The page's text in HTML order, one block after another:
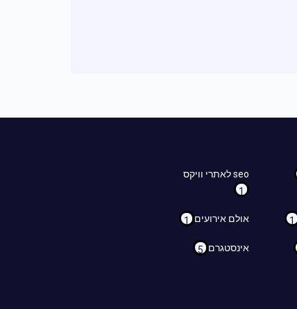
seo לאתרי וויקס
1
1 אולם אירועים 1
אינסטגרם 5